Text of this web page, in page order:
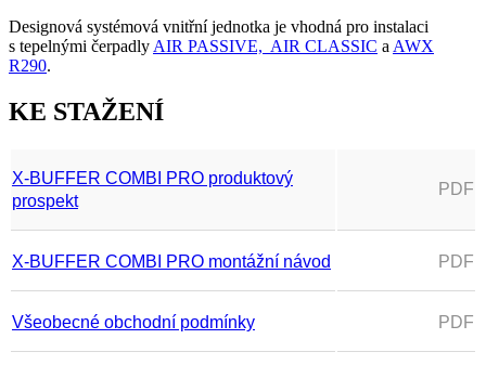
Designová systémová vnitřní jednotka je vhodná pro instalaci
s tepelnými čerpadly AIR PASSIVE, AIR CLASSIC a AWX
R290.
KE STAŽENÍ
X-BUFFER COMBI PRO produktový
prospekt
PDF
X-BUFFER COMBI PRO montážní návod PDF
Všeobecné obchodní podmínky PDF